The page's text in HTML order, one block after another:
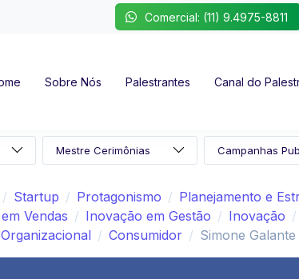
Comercial: (11) 9.4975-8811
Sobre Nós Palestrantes Canal do
Startup Protagonismo
Planejamento e
Vendas Inovação em Gestão
Inovação
Consumidor Simone Galante